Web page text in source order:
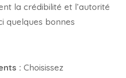
la crédibilité et l’autorité
quelques bonnes
: Choisissez